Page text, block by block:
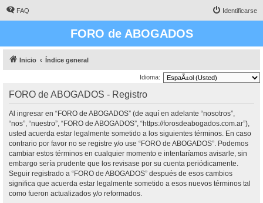
FAQ Identificarse
FORO de ABOGADOS
Inicio Índice general
Idioma:
FORO de ABOGADOS - Registro
Al ingresar en “FORO de ABOGADOS” (de aquí en adelante “nosotros”,
“nos”, “nuestro”, “FORO de ABOGADOS”, “https://forosdeabogados.com.ar”),
usted acuerda estar legalmente sometido a los siguientes términos. En caso
contrario por favor no se registre y/o use “FORO de ABOGADOS”. Podemos
cambiar estos términos en cualquier momento e intentaríamos avisarle, sin
embargo sería prudente que los revisase por su cuenta periódicamente.
Seguir registrado a “FORO de ABOGADOS” después de esos cambios
significa que acuerda estar legalmente sometido a esos nuevos términos tal
como fueron actualizados y/o reformados.